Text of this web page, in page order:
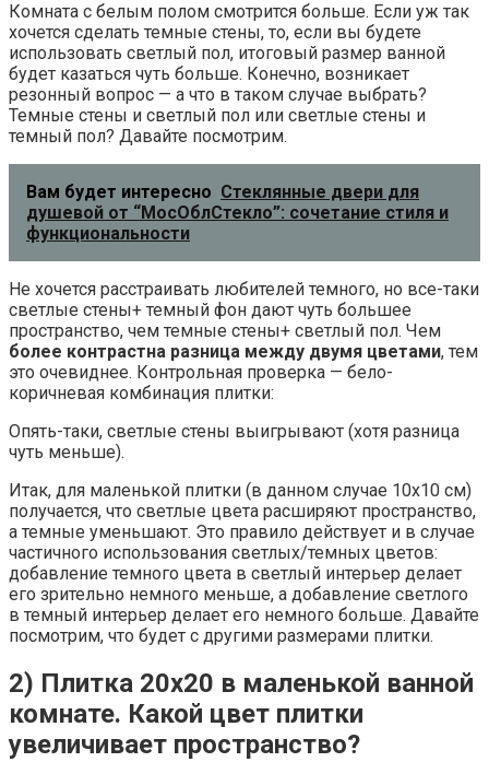
Комната с белым полом смотрится больше. Если уж так
хочется сделать темные стены, то, если вы будете
использовать светлый пол, итоговый размер ванной
будет казаться чуть больше. Конечно, возникает
резонный вопрос — а что в таком случае выбрать?
Темные стены и светлый пол или светлые стены и
темный пол? Давайте посмотрим.
Вам будет интересно Стеклянные двери для
душевой от “МосОблСтекло”: сочетание стиля и
функциональности
Не хочется расстраивать любителей темного, но все-таки
светлые стены+ темный фон дают чуть большее
пространство, чем темные стены+ светлый пол. Чем
более контрастна разница между двумя цветами, тем
это очевиднее. Контрольная проверка — бело-
коричневая комбинация плитки:
Опять-таки, светлые стены выигрывают (хотя разница
чуть меньше).
Итак, для маленькой плитки (в данном случае 10х10 см)
получается, что светлые цвета расширяют пространство,
а темные уменьшают. Это правило действует и в случае
частичного использования светлых/темных цветов:
добавление темного цвета в светлый интерьер делает
его зрительно немного меньше, а добавление светлого
в темный интерьер делает его немного больше. Давайте
посмотрим, что будет с другими размерами плитки.
2) Плитка 20х20 в маленькой ванной
комнате. Какой цвет плитки
увеличивает пространство?